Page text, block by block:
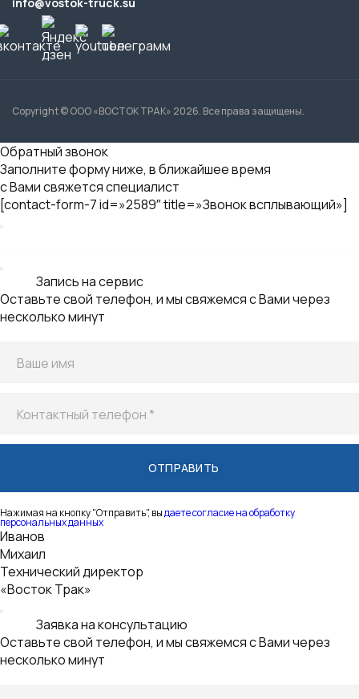
Ваше имя
Контактный телефон *
Нажимая на кнопку "Отправить", вы
персональных данных
Иванов
Михаил
Технический директор
Оставьте свой телефон, и мы свяжемся с Вами через
несколько минут
Нажимая на кнопку "Отправить", выдаете согласие на обработку
Технический директор
«Восток Трак»
Заявка на консультацию
Оставьте свой телефон, и мы свяжемся с Вами через
несколько минут
Ваше имя